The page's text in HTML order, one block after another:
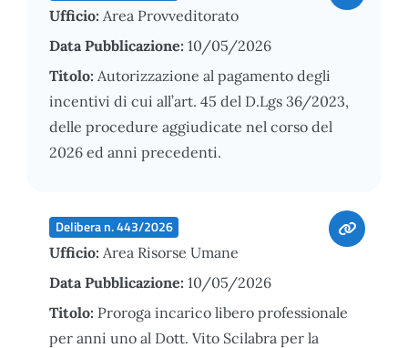
Ufficio: Area Provveditorato
Data Pubblicazione: 10/05/2026
Titolo: Autorizzazione al pagamento degli
incentivi di cui all’art. 45 del D.Lgs 36/2023,
delle procedure aggiudicate nel corso del
2026 ed anni precedenti.
Delibera n. 443/2026
Ufficio: Area Risorse Umane
Data Pubblicazione: 10/05/2026
Titolo: Proroga incarico libero professionale
per anni uno al Dott. Vito Scilabra per la